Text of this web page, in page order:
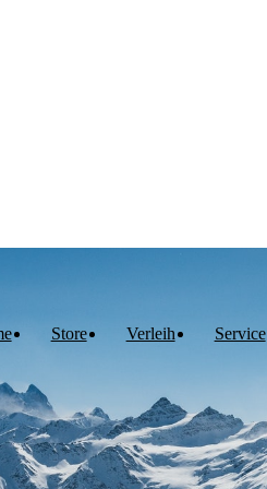
Store Verleih Service